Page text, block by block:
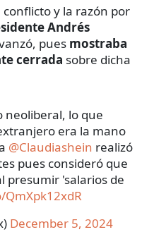
y la razón por
Andrés
pues mostraba
cerrada sobre dicha
neoliberal, lo que
era la mano
@Claudiashein realizó
pues consideró que
presumir 'salarios de
December 5, 2024